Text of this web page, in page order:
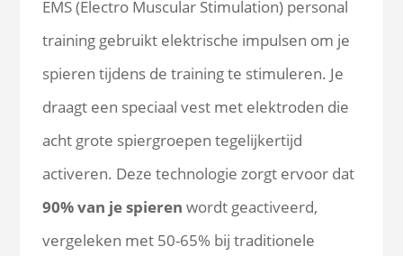
EMS (Electro Muscular Stimulation) personal
training gebruikt elektrische impulsen om je
spieren tijdens de training te stimuleren. Je
draagt een speciaal vest met elektroden die
acht grote spiergroepen tegelijkertijd
activeren. Deze technologie zorgt ervoor dat
90% van je spieren wordt geactiveerd,
vergeleken met 50-65% bij traditionele